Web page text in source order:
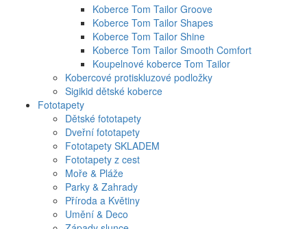
Koberce Tom Tailor Groove
Koberce Tom Tailor Shapes
Koberce Tom Tailor Shine
Koberce Tom Tailor Smooth Comfort
Koupelnové koberce Tom Tailor
Kobercové protiskluzové podložky
Sigikid dětské koberce
Fototapety
Dětské fototapety
Dveřní fototapety
Fototapety SKLADEM
Fototapety z cest
Moře & Pláže
Parky & Zahrady
Příroda a Květiny
Umění & Deco